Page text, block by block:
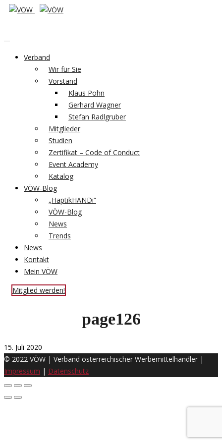
Verband
Wir für Sie
Vorstand
Klaus Pohn
Gerhard Wagner
Stefan Radlgruber
Mitglieder
Studien
Zertifikat – Code of Conduct
Event Academy
Katalog
VÖW-Blog
„HaptikHANDi“
VÖW-Blog
News
Trends
News
Kontakt
Mein VÖW
Mitglied werden!
page126
15. Juli 2020
© 2022 VÖW | Verband österreichischer Werbemittelhändler |
Impressum | Datenschutz